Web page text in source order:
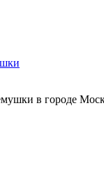
в городе